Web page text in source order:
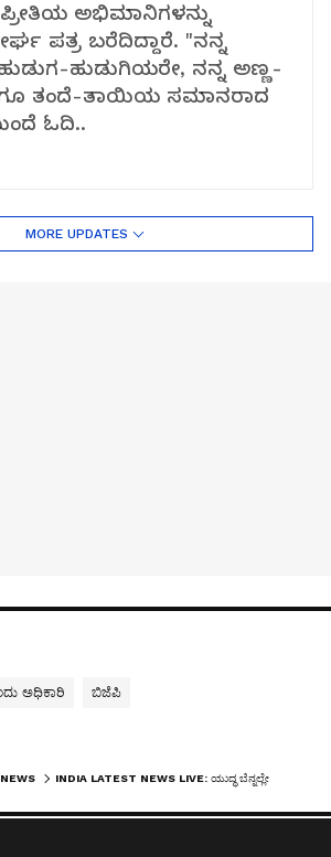
ಅಭಿಮಾನಿಗಳನ್ನು
ಪತ್ರ ಬರೆದಿದ್ದಾರೆ. "ನನ್ನ
ಹುಡುಗಿಯರೇ, ನನ್ನ ಅಣ್ಣ-
ತಂದೆ-ತಾಯಿಯ ಸಮಾನರಾದ
ಓದಿ..
MORE UPDATES
ಅಧಿಕಾರಿ ಬಿಜೆಪಿ